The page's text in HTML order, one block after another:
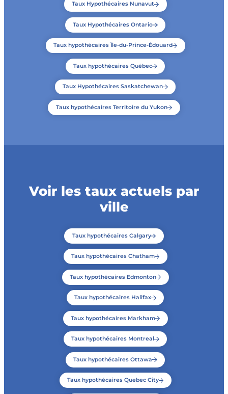
Taux Hypothécaires Nunavut
Taux Hypothécaires Ontario
Taux hypothécaires Île-du-Prince-Édouard
Taux hypothécaires Québec
Taux Hypothécaires Saskatchewan
Taux hypothécaires Territoire du Yukon
Voir les taux actuels par
ville
Taux hypothécaires Calgary
Taux hypothécaires Chatham
Taux hypothécaires Edmonton
Taux hypothécaires Halifax
Taux hypothécaires Markham
Taux hypothécaires Montreal
Taux hypothécaires Ottawa
Taux hypothécaires Quebec City